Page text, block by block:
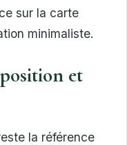
sur la carte
minimaliste.
et
la référence